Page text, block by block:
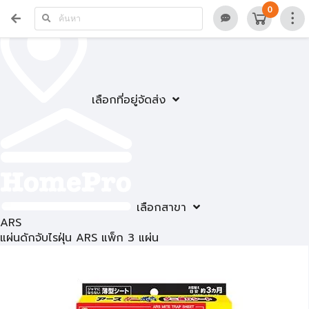
เลือกที่อยู่จัดส่ง
เลือกสาขา
0
ARS
แผ่นดักจับไรฝุ่น ARS แพ็ก 3 แผ่น